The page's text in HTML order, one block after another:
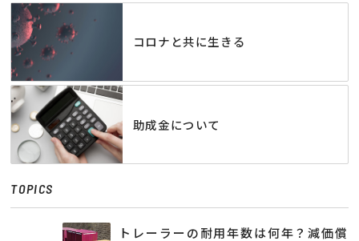
コロナと共に生きる
助成金について
TOPICS
トレーラーの耐用年数は何年？減価償